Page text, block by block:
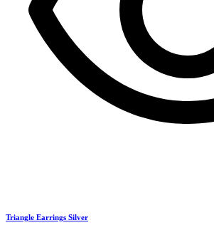
Triangle Earrings Silver